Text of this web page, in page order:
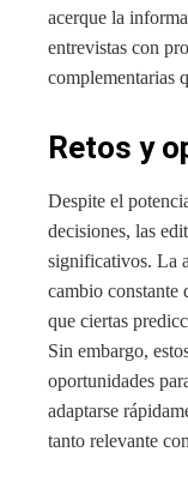
acerque la
entrevistas con
complementarias
Retos y
Despite el
decisiones, las
significativos. La
cambio constante
que ciertas
Sin embargo,
oportunidades
adaptarse
tanto relevante